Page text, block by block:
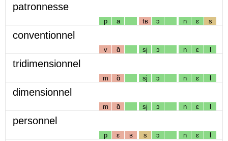
patronnesse
p a tʁ ɔ n ɛ s
conventionnel
v ɑ̃ sj ɔ n ɛ l
tridimensionnel
m ɑ̃ sj ɔ n ɛ l
dimensionnel
m ɑ̃ sj ɔ n ɛ l
personnel
p ɛ ʁ s ɔ n ɛ l